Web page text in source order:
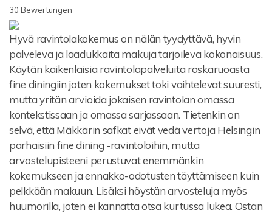
30 Bewertungen
Hyvä ravintolakokemus on nälän tyydyttävä, hyvin
palveleva ja laadukkaita makuja tarjoileva kokonaisuus.
Käytän kaikenlaisia ravintolapalveluita roskaruoasta
fine diningiin joten kokemukset toki vaihtelevat suuresti,
mutta yritän arvioida jokaisen ravintolan omassa
kontekstissaan ja omassa sarjassaan. Tietenkin on
selvä, että Mäkkärin safkat eivät vedä vertoja Helsingin
parhaisiin fine dining -ravintoloihin, mutta
arvostelupisteeni perustuvat enemmänkin
kokemukseen ja ennakko-odotusten täyttämiseen kuin
pelkkään makuun. Lisäksi höystän arvosteluja myös
huumorilla, joten ei kannatta otsa kurtussa lukea. Ostan